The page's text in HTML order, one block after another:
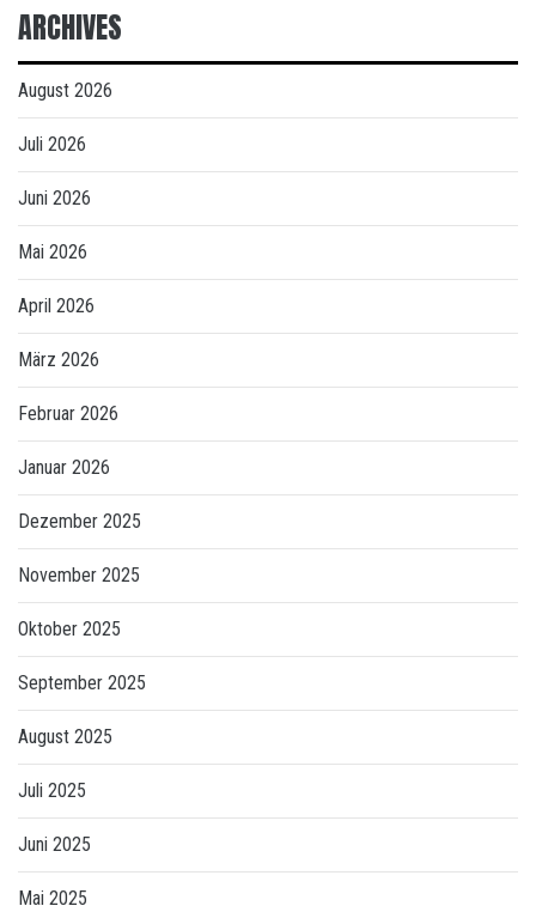
ARCHIVES
August 2026
Juli 2026
Juni 2026
Mai 2026
April 2026
März 2026
Februar 2026
Januar 2026
Dezember 2025
November 2025
Oktober 2025
September 2025
August 2025
Juli 2025
Juni 2025
Mai 2025